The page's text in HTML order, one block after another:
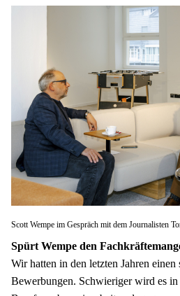
Scott Wempe im Gespräch mit dem Journalisten
Spürt Wempe den
Wir hatten in den letzten Jahren
Bewerbungen. Schwieriger wird es